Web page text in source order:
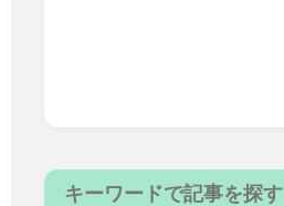
キーワードで記事を探す